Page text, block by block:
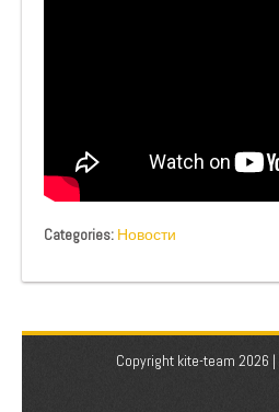
Categories: Новости
Copyright kite-team 2026 |